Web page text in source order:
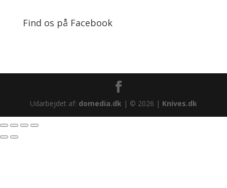
Find os på Facebook
Udarbejdet af: domedia.dk | © 2026 | Knives.dk